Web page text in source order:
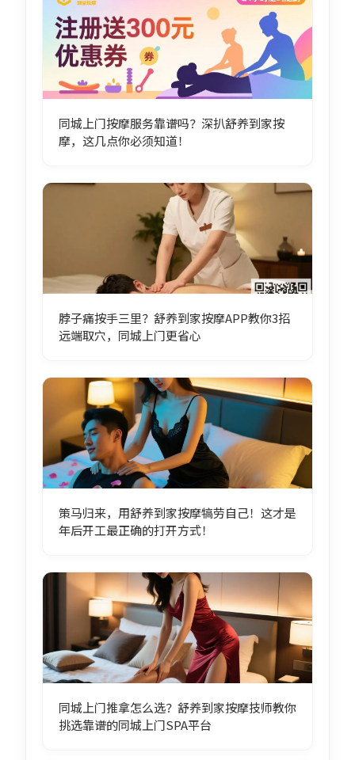
同城上门按摩服务靠谱吗？深扒舒养到家按
摩，这几点你必须知道！
脖子痛按手三里？舒养到家按摩APP教你3招
远端取穴，同城上门更省心
策马归来，用舒养到家按摩犒劳自己！这才是
年后开工最正确的打开方式！
同城上门推拿怎么选？舒养到家按摩技师教你
挑选靠谱的同城上门SPA平台